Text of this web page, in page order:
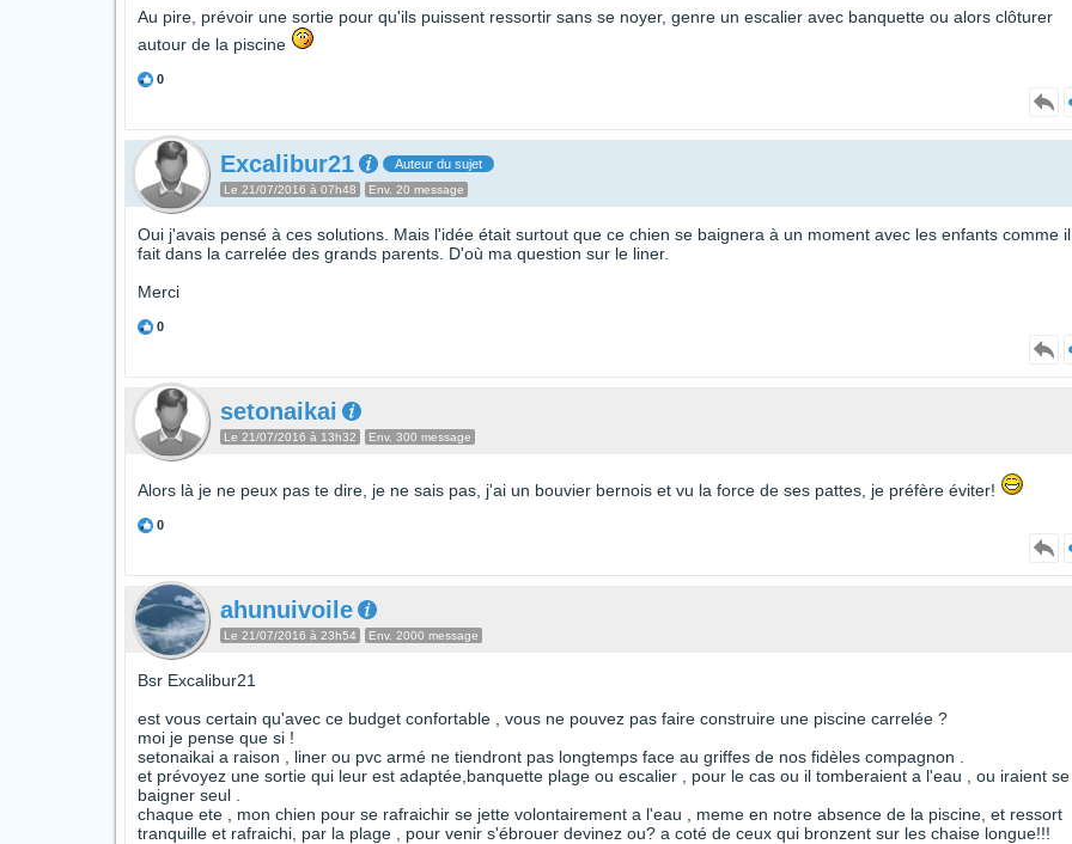
Au pire, prévoir une sortie pour qu'ils puissent ressortir sans se noyer, genre un escalier avec banquette ou alors clôturer
autour de la piscine
0
Excalibur21 Auteur du sujet
Le 21/07/2016 à 07h48 Env. 20 message
Oui j'avais pensé à ces solutions. Mais l'idée était surtout que ce chien se baignera à un moment avec les enfants comme
fait dans la carrelée des grands parents. D'où ma question sur le liner.
Merci
0
setonaikai
Le 21/07/2016 à 13h32 Env. 300 message
Alors là je ne peux pas te dire, je ne sais pas, j'ai un bouvier bernois et vu la force de ses pattes, je préfère éviter!
0
ahunuivoile
Le 21/07/2016 à 23h54 Env. 2000 message
Bsr Excalibur21
est vous certain qu'avec ce budget confortable , vous ne pouvez pas faire construire une piscine carrelée ?
moi je pense que si !
setonaikai a raison , liner ou pvc armé ne tiendront pas longtemps face au griffes de nos fidèles compagnon .
et prévoyez une sortie qui leur est adaptée,banquette plage ou escalier , pour le cas ou il tomberaient a l'eau , ou iraient se
baigner seul .
chaque ete , mon chien pour se rafraichir se jette volontairement a l'eau , meme en notre absence de la piscine, et ressort
tranquille et rafraichi, par la plage , pour venir s'ébrouer devinez ou? a coté de ceux qui bronzent sur les chaise longue!!!